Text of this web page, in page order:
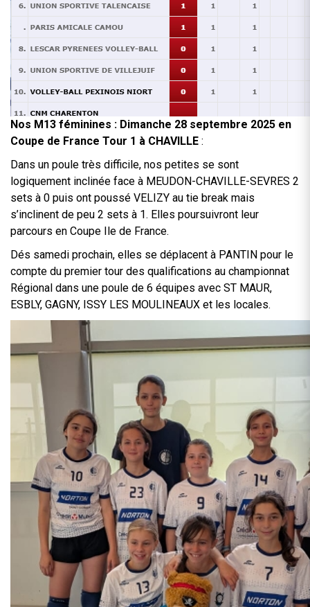
Nos M13 féminines : Dimanche 28 septembre 2025 en
Coupe de France Tour 1 à CHAVILLE :
Dans un poule très difficile, nos petites se sont
logiquement inclinée face à MEUDON-CHAVILLE-SEVRES 2
sets à 0 puis ont poussé VELIZY au tie break mais
s’inclinent de peu 2 sets à 1. Elles poursuivront leur
parcours en Coupe Ile de France.
Dés samedi prochain, elles se déplacent à PANTIN pour le
compte du premier tour des qualifications au championnat
Régional dans une poule de 6 équipes avec ST MAUR,
ESBLY, GAGNY, ISSY LES MOULINEAUX et les locales.